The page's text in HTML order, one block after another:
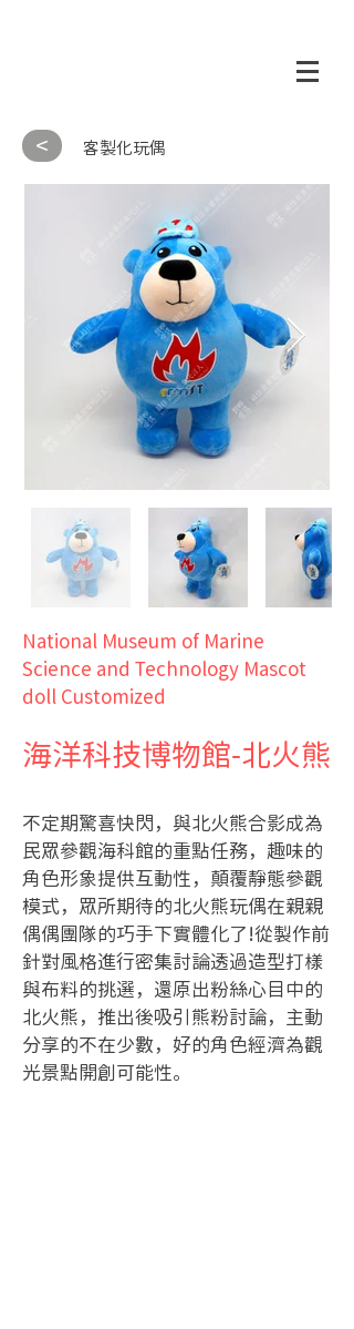
< 客製化玩偶
National Museum of Marine
Science and Technology Mascot
doll Customized
海洋科技博物館-北火熊
不定期驚喜快閃，與北火熊合影成為
民眾參觀海科館的重點任務，趣味的
角色形象提供互動性，顛覆靜態參觀
模式，眾所期待的北火熊玩偶在親親
偶偶團隊的巧手下實體化了!從製作前
針對風格進行密集討論透過造型打樣
與布料的挑選，還原出粉絲心目中的
北火熊，推出後吸引熊粉討論，主動
分享的不在少數，好的角色經濟為觀
光景點開創可能性。